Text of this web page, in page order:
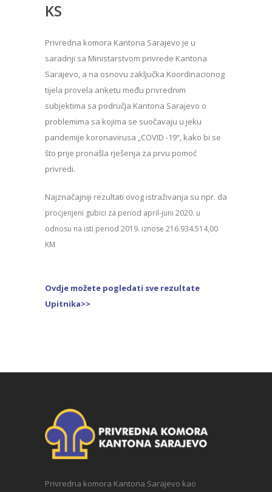
KS
Privredna komora Kantona Sarajevo je u
saradnji sa Ministarstvom privrede Kantona
Sarajevo, a na osnovu zaključka Koordinacionog
tijela provela anketu među privrednim
subjektima sa područja Kantona Sarajevo o
problemima sa kojima se suočavaju u jeku
pandemije koronavirusa „COVID -19“, kako bi se
što prije pronašla rješenja za prvu pomoć
privredi.
Najznačajniji rezultati ovog istraživanja su npr. da
procjenjeni gubici za period april-juni 2020. u
odnosu na isti period 2019. iznose 216.934.514,00
KM
Ovdje možete pogledati sve rezultate
Upitnika>>
Privredna komora Kantona Sarajevo kao